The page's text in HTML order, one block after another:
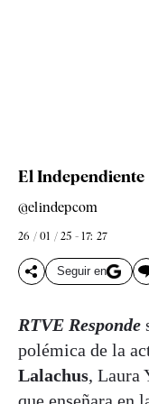
El Independiente
@elindepcom
26 / 01 / 25 - 17: 27
Seguir en
RTVE Responde
polémica de la
Lalachus, Laura
que enseñara en